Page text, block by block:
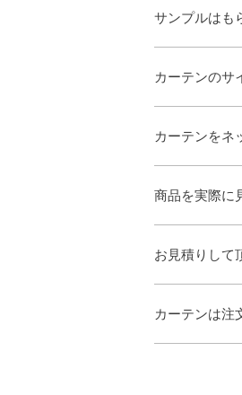
サンプルはも
カーテンのサ
カーテンをネ
商品を実際に
お見積りして
カーテンは注